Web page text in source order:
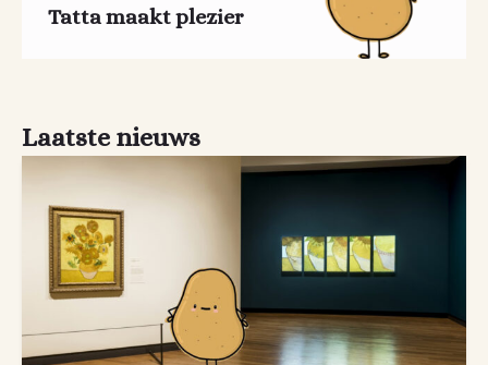
Tatta maakt plezier
Laatste nieuws